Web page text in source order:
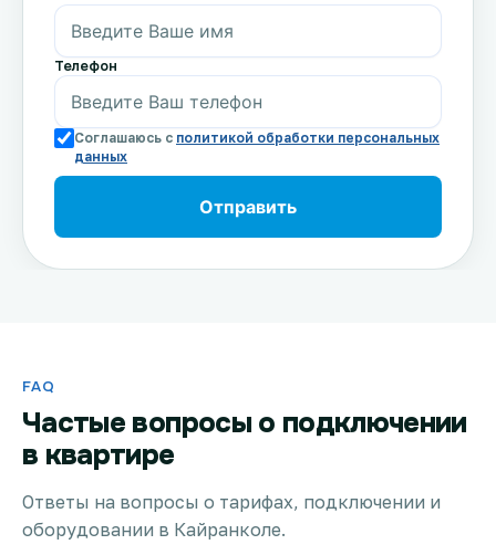
Телефон
Соглашаюсь с политикой обработки персональных
данных
FAQ
Частые вопросы о подключении
в квартире
Ответы на вопросы о тарифах, подключении и
оборудовании в Кайранколе.